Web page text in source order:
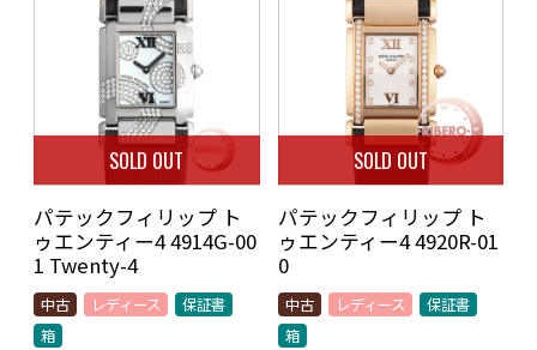
SOLD OUT
パテックフィリップ ト
ゥエンティー4 4914G-00
1 Twenty-4
中古 レディース
保証書
箱
SOLD OUT
パテックフィリップ ト
ゥエンティー4 4920R-01
0
中古 レディース
保証書
箱